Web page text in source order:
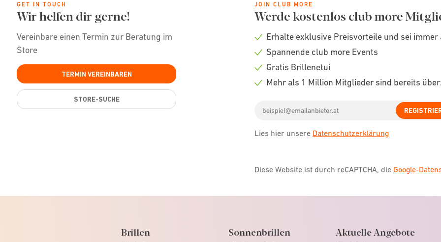
GET IN TOUCH
Wir helfen dir gerne!
Vereinbare einen Termin zur Beratung im
Store
TERMIN VEREINBAREN
STORE-SUCHE
JOIN CLUB MORE
Werde kostenlos club more
Check
Erhalte exklusive Preisvorteile und sei
Check
Spannende club more Events
Check
Gratis Brillenetui
Mehr als 1 Million Mitglieder sind bereits
address
Lies hier unsere Datenschutzerklärung
Diese Website ist durch reCAPTCHA, die Google-
Brillen Sonnenbrillen Aktuelle Angebote